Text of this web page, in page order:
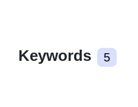
Keywords 5